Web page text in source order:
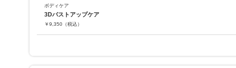
ボディケア
3Dバストアップケア
￥9,350 （税込）